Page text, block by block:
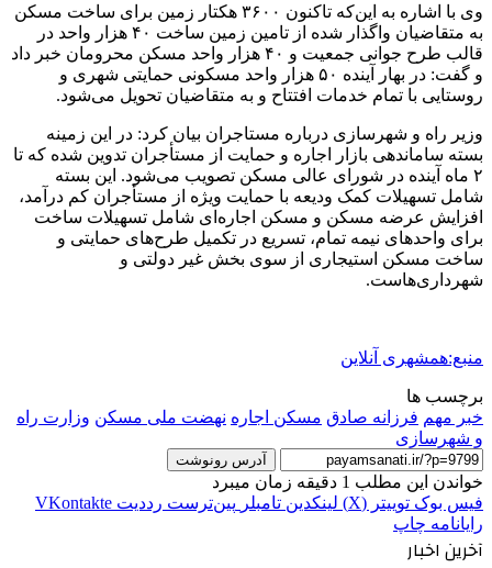
وی با اشاره به این‌که تاکنون ۳۶۰۰ هکتار زمین برای ساخت مسکن
به متقاضیان واگذار شده از تامین زمین ساخت ۴۰ هزار واحد در
قالب طرح جوانی جمعیت و ۴۰ هزار واحد مسکن محرومان خبر داد
و گفت:‌ در بهار آینده ۵۰ هزار واحد مسکونی حمایتی شهری و
روستایی با تمام خدمات افتتاح و به متقاضیان تحویل می‌شود.
وزیر راه و شهرسازی درباره مستاجران بیان کرد:‌ در این زمینه
بسته ساماندهی بازار اجاره و حمایت از مستأجران تدوین شده که تا
۲ ماه آینده در شورای عالی مسکن تصویب می‌شود. این بسته
شامل تسهیلات کمک ودیعه با حمایت ویژه از مستأجران کم درآمد،
افزایش عرضه مسکن و مسکن اجاره‌ای شامل تسهیلات ساخت
برای واحدهای نیمه تمام، تسریع در تکمیل طرح‌های حمایتی و
ساخت مسکن استیجاری از سوی بخش غیر دولتی و
شهرداری‌هاست.
منبع:همشهری آنلاین
برچسب ها
خبر مهم فرزانه صادق مسکن اجاره نهضت ملی مسکن وزارت راه
و شهرسازی
آدرس رونوشت
خواندن این مطلب 1 دقیقه زمان میبرد
فیس بوک توییتر (X) لینکدین ‫تامبلر ‫پین‌ترست ‫رددیت ‫VKontakte
رایانامه چاپ
آخرین اخبار